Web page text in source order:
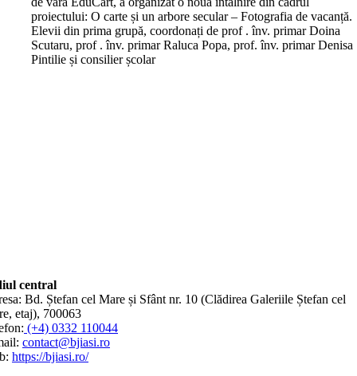
proiectului: O carte și un arbore secular – Fotografia de vacanță.
Elevii din prima grupă, coordonați de prof . înv. primar Doina
Scutaru, prof . înv. primar Raluca Popa, prof. înv. primar Denisa
Pintilie și consilier școlar
central
Bd. Ștefan cel Mare și Sfânt nr. 10 (Clădirea Galeriile Ștefan cel
etaj), 700063
(+4) 0332 110044
contact@bjiasi.ro
https://bjiasi.ro/